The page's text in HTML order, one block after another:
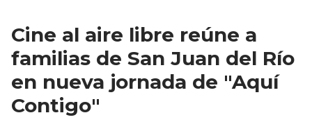
Cine al aire libre reúne a
familias de San Juan del Río
en nueva jornada de "Aquí
Contigo"